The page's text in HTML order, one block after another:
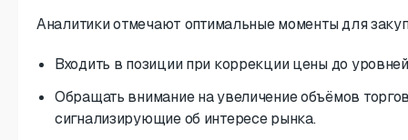
Аналитики отмечают оптимальные моменты для
Входить в позиции при коррекции цены до
Обращать внимание на увеличение объёмов
сигнализирующие об интересе рынка.